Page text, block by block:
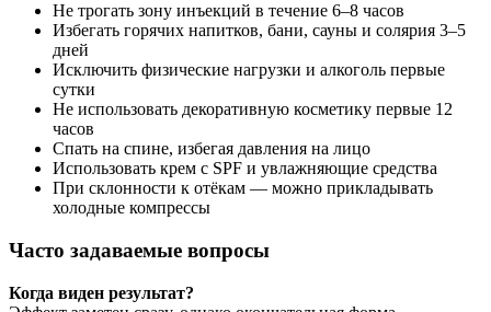
Не трогать зону инъекций в течение 6–8 часов
Избегать горячих напитков, бани, сауны и солярия 3–5
дней
Исключить физические нагрузки и алкоголь первые
сутки
Не использовать декоративную косметику первые 12
часов
Спать на спине, избегая давления на лицо
Использовать крем с SPF и увлажняющие средства
При склонности к отёкам — можно прикладывать
холодные компрессы
Часто задаваемые вопросы
Когда виден результат?